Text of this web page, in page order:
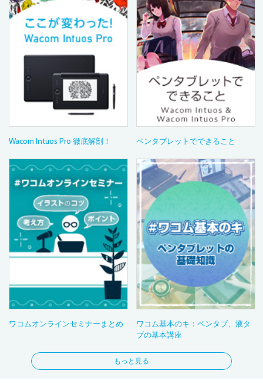
Wacom Intuos Pro 徹底解剖！ ペンタブレットでできること
ワコムオンラインセミナーまとめ
ワコム基本のキ：ペンタブ、液タ
ブの基本講座
もっと見る